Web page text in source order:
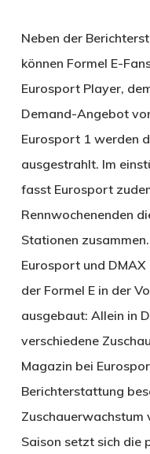
Neben der
können Formel E-
Eurosport Player,
Demand-Angebot
Eurosport 1 werden
ausgestrahlt. Im
fasst Eurosport
Rennwochenenden
Stationen
Eurosport und
der Formel E in der
ausgebaut: Allein in
verschiedene
Magazin bei
Berichterstattung
Zuschauerwachstum
Saison setzt sich die